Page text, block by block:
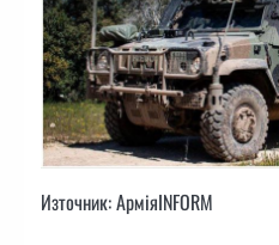
Източник: АрміяINFORM